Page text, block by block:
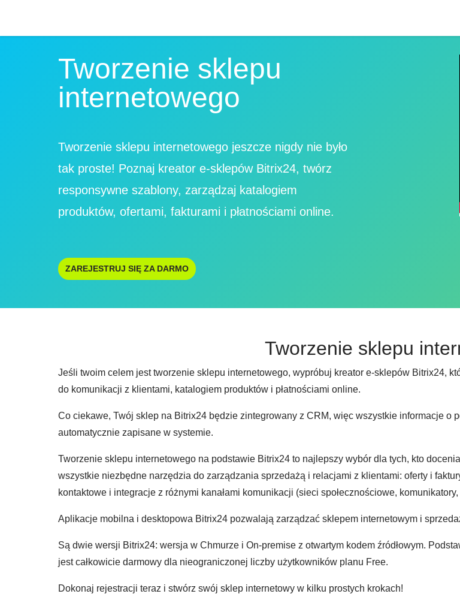
Tworzenie sklepu
internetowego
Tworzenie sklepu internetowego jeszcze nigdy nie było
tak proste! Poznaj kreator e-sklepów Bitrix24, twórz
responsywne szablony, zarządzaj katalogiem
produktów, ofertami, fakturami i płatnościami online.
ZAREJESTRUJ SIĘ ZA DARMO
Tworzenie sklepu
Jeśli twoim celem jest tworzenie sklepu internetowego, wypróbuj kreator e-sklepów Bitrix24,
do komunikacji z klientami, katalogiem produktów i płatnościami online.
Co ciekawe, Twój sklep na Bitrix24 będzie zintegrowany z CRM, więc wszystkie informacje
automatycznie zapisane w systemie.
Tworzenie sklepu internetowego na podstawie Bitrix24 to najlepszy wybór dla tych, kto
wszystkie niezbędne narzędzia do zarządzania sprzedażą i relacjami z klientami: oferty i
kontaktowe i integracje z różnymi kanałami komunikacji (sieci społecznościowe,
Aplikacje mobilna i desktopowa Bitrix24 pozwalają zarządzać sklepem internetowym i
Są dwie wersji Bitrix24: wersja w Chmurze i On-premise z otwartym kodem źródłowym.
jest całkowicie darmowy dla nieograniczonej liczby użytkowników planu Free.
Dokonaj rejestracji teraz i stwórz swój sklep internetowy w kilku prostych krokach!